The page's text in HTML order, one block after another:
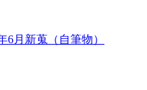
6月新蒐（自筆物）